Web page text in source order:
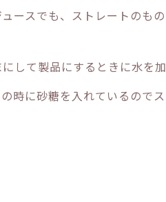
ースでも、ストレートのも
して製品にするときに水を加
時に砂糖を入れているので